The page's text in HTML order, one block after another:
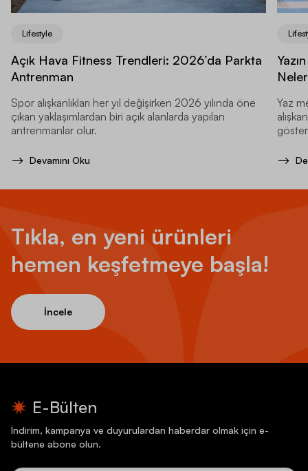
Lifestyle
Açık Hava Fitness Trendleri: 2026’da Parkta
Antrenman
Spor alışkanlıkları her yıl değişirken 2026 yılında öne
çıkan yaklaşımlardan biri açık alanlarda yapılan
antrenmanlar olur.
Devamını Oku
Yaz
Tıkla, en yeni ürünleri
hemen keşfetmeye başla!
İncele
E-Bülten
İndirim, kampanya ve duyurulardan haberdar olmak için e-
bültene abone olun.